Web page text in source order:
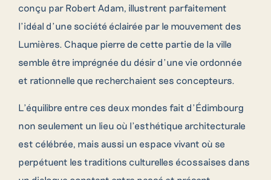
conçu par Robert Adam, illustrent parfaitement
l’idéal d’une société éclairée par le mouvement des
Lumières. Chaque pierre de cette partie de la ville
semble être imprégnée du désir d’une vie ordonnée
et rationnelle que recherchaient ses concepteurs.
L’équilibre entre ces deux mondes fait d’Édimbourg
non seulement un lieu où l’esthétique architecturale
est célébrée, mais aussi un espace vivant où se
perpétuent les traditions culturelles écossaises dans